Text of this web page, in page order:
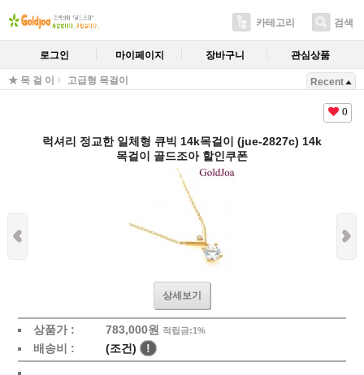
카테고리 검색
로그인 마이페이지 장바구니 관심상품
★ 목 걸 이 고급형 목걸이 Recent
0
럭셔리 정교한 일체형 큐빅 14k목걸이 (jue-2827c) 14k
목걸이 골드조아 할인쿠폰
상세보기
상품가 : 783,000원 적립금:1%
배송비 : (조건) !